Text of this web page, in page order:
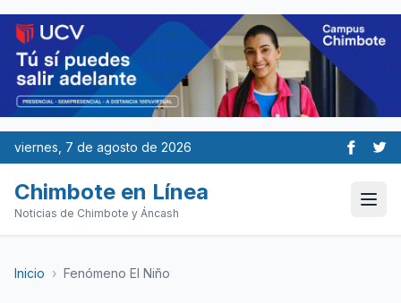
viernes, 7 de agosto de 2026
Chimbote en Línea
Noticias de Chimbote y Áncash
Inicio › Fenómeno El Niño